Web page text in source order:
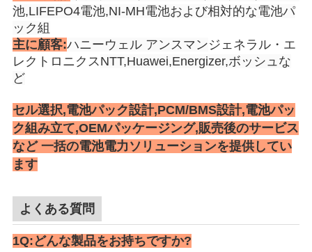
池,LIFEPO4電池,NI-MH電池および相対的な電池パ
ック組
主に顧客:ハニーウェル アンスマンジェネラル・エ
レクトロニクスNTT,Huawei,Energizer,ボッシュな
ど
セル選択,電池パック設計,PCM/BMS設計,電池パッ
ク組み立て,OEMパッケージング,販売後のサービス
など 一括の電池電力ソリューションを提供してい
ます
よくある質問
1Q:どんな製品をお持ちですか?